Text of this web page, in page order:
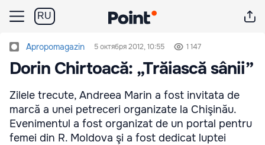
RU
Apropomagazin 5 октября 2012, 10:55 1 147
Dorin Chirtoacă: „Trăiască sânii”
Zilele trecute, Andreea Marin a fost invitata de
marcă a unei petreceri organizate la Chişinău.
Evenimentul a fost organizat de un portal pentru
femei din R. Moldova şi a fost dedicat luptei